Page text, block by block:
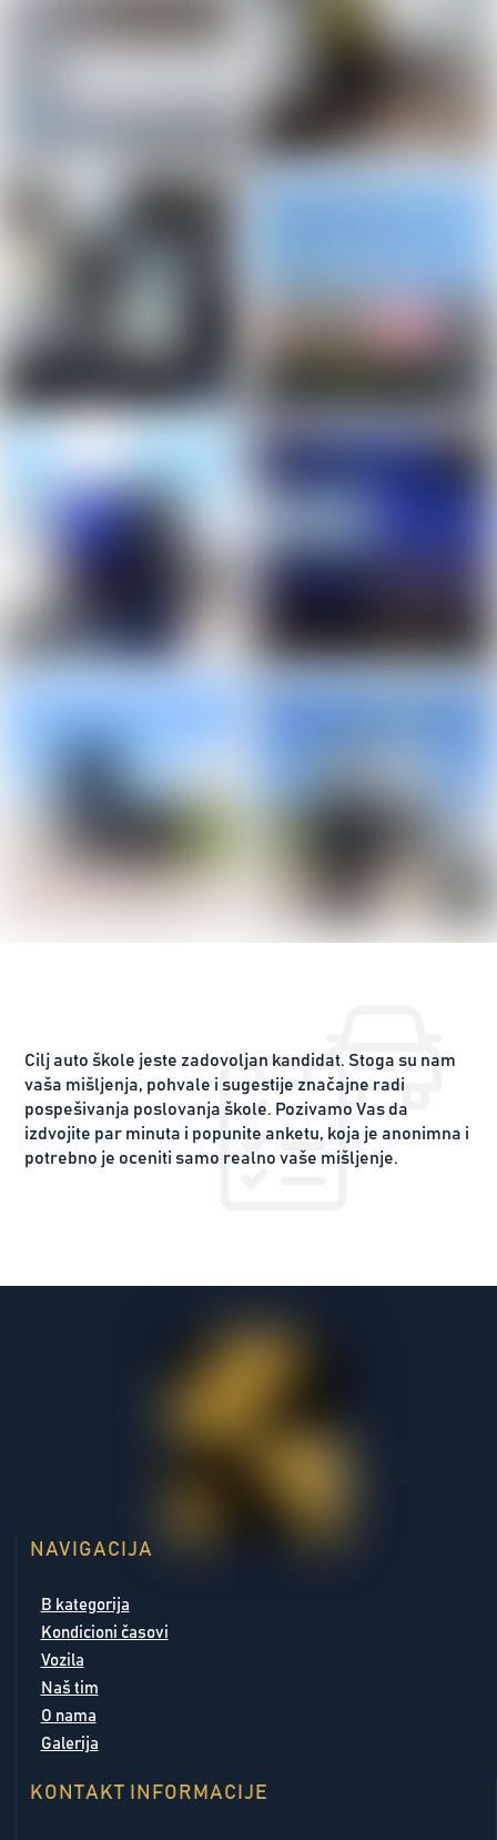
Cilj auto škole jeste zadovoljan kandidat. Stoga su nam
vaša mišljenja, pohvale i sugestije značajne radi
pospešivanja poslovanja škole. Pozivamo Vas da
izdvojite par minuta i popunite anketu, koja je anonimna i
potrebno je oceniti samo realno vaše mišljenje.
NAVIGACIJA
B kategorija
Kondicioni časovi
Vozila
Naš tim
O nama
Galerija
KONTAKT INFORMACIJE